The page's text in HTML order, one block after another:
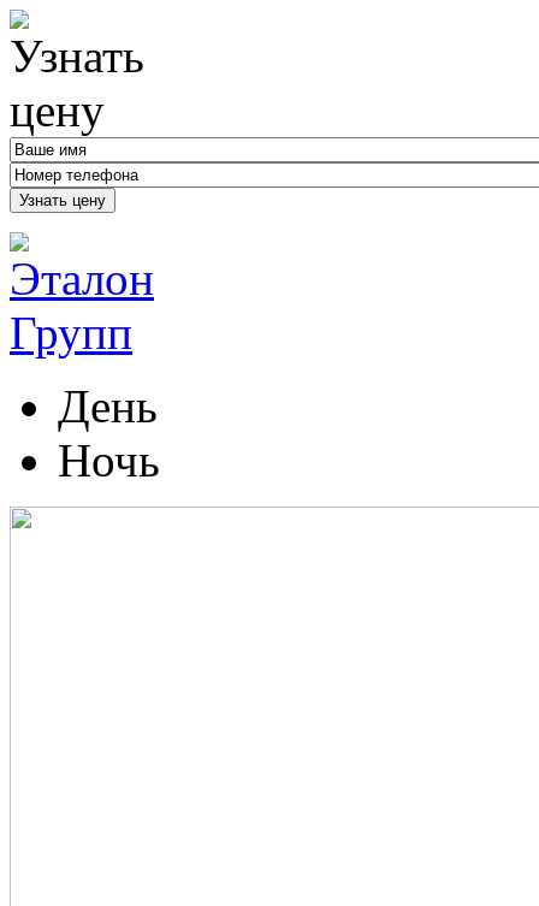
Узнать цену
День
Ночь